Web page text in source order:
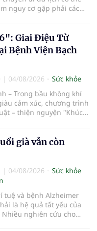
nguy cơ gặp phải các
Giai Điệu Từ
Bệnh Viện Bạch
| 04/08/2026
Sức khỏe
– Trong bầu không khí
cảm xúc, chương trình
– thiện nguyện "Khúc
chân đầu tiên tại Bệnh
Mai cơ sở Ninh Bình.
già vẫn còn
| 04/08/2026
Sức khỏe
tuệ và bệnh Alzheimer
là hệ quả tất yếu của
nghiên cứu cho